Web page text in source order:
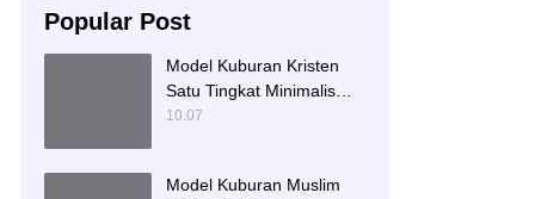
Popular Post
Model Kuburan Kristen
Satu Tingkat Minimalis
Dengan Nisan Kotak
10.07
Model Kuburan Muslim